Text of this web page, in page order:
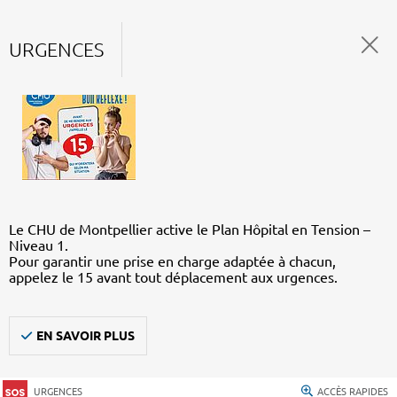
URGENCES
Le CHU de Montpellier active le Plan Hôpital en Tension –
Niveau 1.
Pour garantir une prise en charge adaptée à chacun,
appelez le 15 avant tout déplacement aux urgences.
EN SAVOIR PLUS
URGENCES ACCÈS RAPIDES